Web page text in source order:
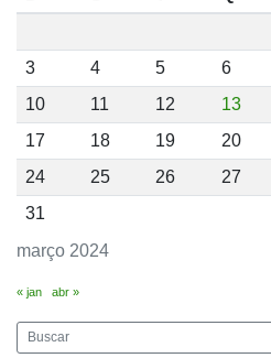
março 2024
3
4 5 6
10
11 12 13
17
18 19 20
24
25 26 27
31
« jan abr »